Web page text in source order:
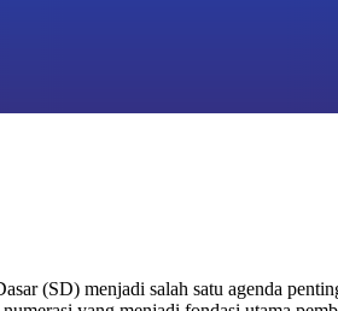
(SD) menjadi salah satu agenda